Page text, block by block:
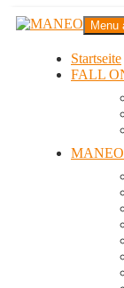
Zum
InhaltMANEO
Das schwule
Menu
Startseite
FALL